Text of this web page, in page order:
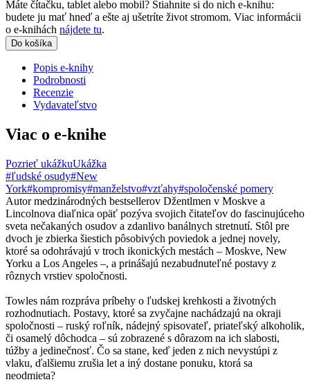
Máte čítačku, tablet alebo mobil? Stiahnite si do nich e-knihu:
budete ju mať hneď a ešte aj ušetríte život stromom. Viac informácii
o e-knihách nájdete tu.
Do košíka
Popis e-knihy
Podrobnosti
Recenzie
Vydavateľstvo
Viac o e-knihe
Pozrieť ukážkuUkážka
#ľudské osudy#New
York#kompromisy#manželstvo#vzťahy#spoločenské pomery
Autor medzinárodných bestsellerov Džentlmen v Moskve a
Lincolnova diaľnica opäť pozýva svojich čitateľov do fascinujúceho
sveta nečakaných osudov a zdanlivo banálnych stretnutí. Stôl pre
dvoch je zbierka šiestich pôsobivých poviedok a jednej novely,
ktoré sa odohrávajú v troch ikonických mestách – Moskve, New
Yorku a Los Angeles –, a prinášajú nezabudnuteľné postavy z
rôznych vrstiev spoločnosti.
Towles nám rozpráva príbehy o ľudskej krehkosti a životných
rozhodnutiach. Postavy, ktoré sa zvyčajne nachádzajú na okraji
spoločnosti – ruský roľník, nádejný spisovateľ, priateľský alkoholik,
či osamelý dôchodca – sú zobrazené s dôrazom na ich slabosti,
túžby a jedinečnosť. Čo sa stane, keď jeden z nich nevystúpi z
vlaku, ďalšiemu zrušia let a iný dostane ponuku, ktorá sa
neodmieta?